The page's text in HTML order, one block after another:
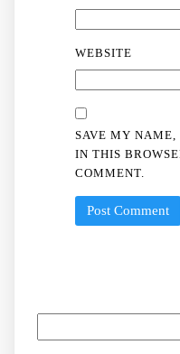
WEBSITE
SAVE MY
IN THIS
COMMENT.